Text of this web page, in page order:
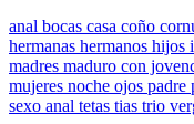
anal bocas casa coño
hermanas hermanos hijos
madres maduro con
mujeres noche ojos padre
sexo anal tetas tias trio